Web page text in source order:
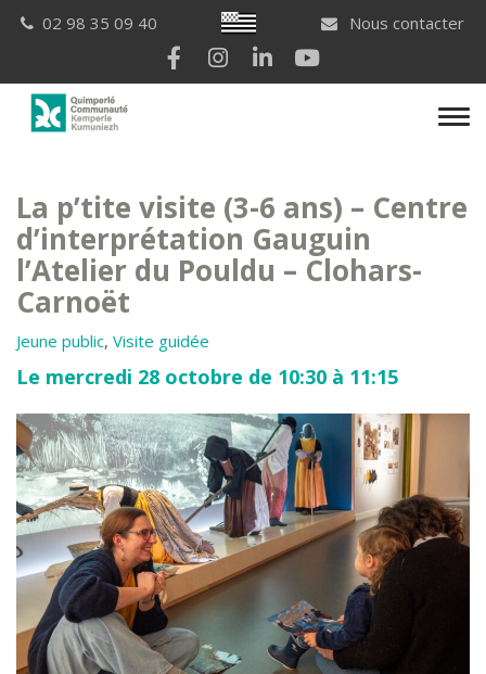
Breton
02 98 35 09 40
Nous contacter
Lien vers le compte Facebook
Lien vers le compte Instagram
Lien vers le compte
La p’tite visite (3-6 ans) – Centre
d’interprétation Gauguin
l’Atelier du Pouldu – Clohars-
Carnoët
Jeune public, Visite guidée
Le mercredi 28 octobre de 10:30 à 11:15